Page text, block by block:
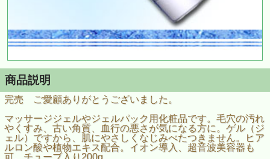
商品説明
完売 ご愛顧ありがとうございました。
マッサージジェルやジェルパック用化粧品です。毛穴の汚れ
やくすみ、古い角質、血行の悪さが気になる方に。ゲル（ジ
ェル）ですから、肌にやさしくなじみべたつきません。ヒア
ルロン酸や植物エキス配合。イオン導入、超音波美容器も
可。チューブ入り200g